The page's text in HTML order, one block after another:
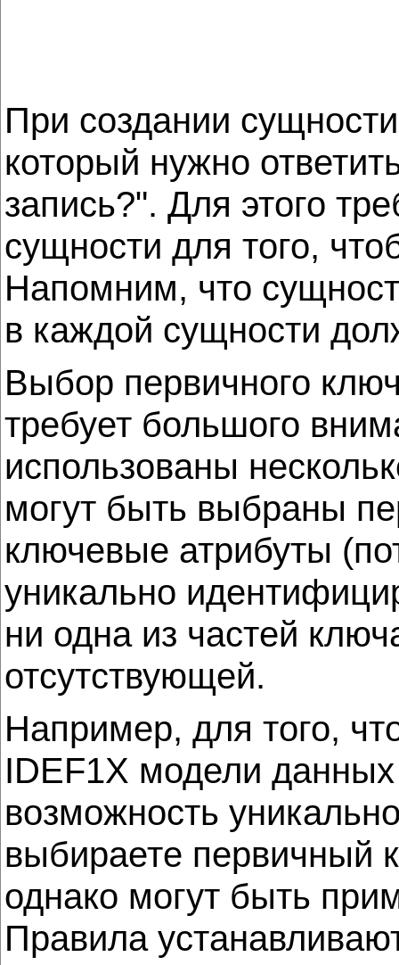
При создании
который нужно
запись?". Для этого
сущности для того,
Напомним, что
в каждой сущности
Выбор первичного
требует большого
использованы
могут быть выбраны
ключевые атрибуты
уникально
ни одна из частей
отсутствующей.
Например, для того,
IDEF1X модели
возможность
выбираете первичный
однако могут быть
Правила